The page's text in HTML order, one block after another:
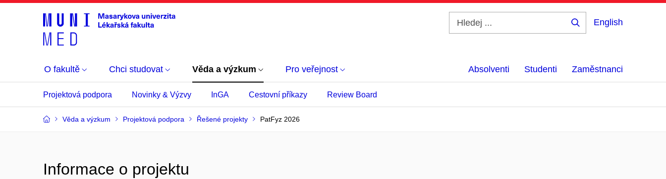
English
O fakultě Chci studovat Věda a výzkum Pro veřejnost Absolventi Studenti Zaměstnanci
Projektová podpora Novinky & Výzvy InGA Cestovní příkazy Review Board
Věda a výzkum Projektová podpora Řešené projekty PatFyz 2026
Informace o projektu